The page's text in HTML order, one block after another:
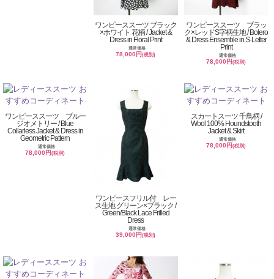
ワンピーススーツ ブラック
×ホワイト 花柄 / Jacket &
Dress in Floral Print
通常価格
78,000円(税別)
ワンピーススーツ ブラッ
ク×レッドS字柄生地 / Bolero
& Dress Ensemble in S-Letter
Print
通常価格
78,000円(税別)
ワンピーススーツ ブルー
ジオメトリー / Blue
Collarless Jacket & Dress in
Geometric Pattern
通常価格
78,000円(税別)
ワンピースフリル付 レー
ス生地 グリーン×ブラック /
Green/Black Lace Frilled
Dress
通常価格
39,000円(税別)
スカートスーツ 千鳥柄 /
Wool 100% Houndstooth
Jacket & Skirt
通常価格
78,000円(税別)